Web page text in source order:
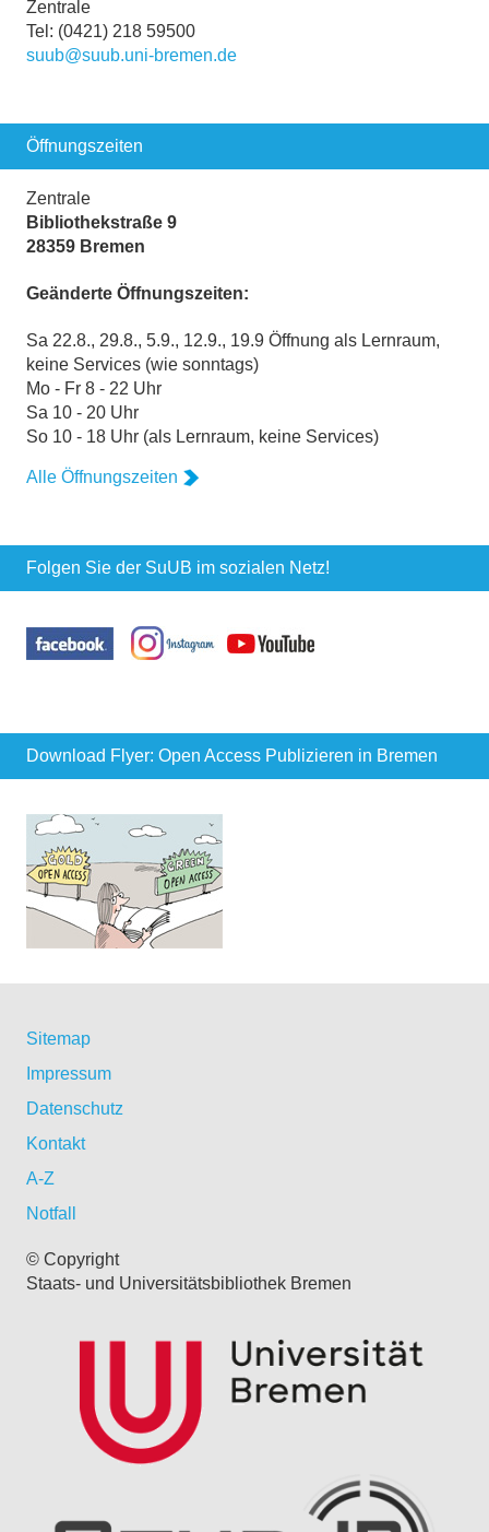
Zentrale
Tel: (0421) 218 59500
suub@suub.uni-bremen.de
Öffnungszeiten
Zentrale
Bibliothekstraße 9
28359 Bremen
Geänderte Öffnungszeiten:
Sa 22.8., 29.8., 5.9., 12.9., 19.9 Öffnung als Lernraum,
keine Services (wie sonntags)
Mo - Fr 8 - 22 Uhr
Sa 10 - 20 Uhr
So 10 - 18 Uhr (als Lernraum, keine Services)
Alle Öffnungszeiten
Folgen Sie der SuUB im sozialen Netz!
Download Flyer: Open Access Publizieren in Bremen
Sitemap
Impressum
Datenschutz
Kontakt
A-Z
Notfall
© Copyright
Staats- und Universitätsbibliothek Bremen